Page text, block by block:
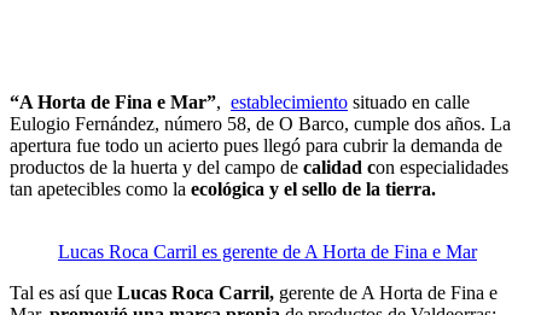
“A Horta de Fina e Mar”, establecimiento situado en calle
Eulogio Fernández, número 58, de O Barco, cumple dos años. La
apertura fue todo un acierto pues llegó para cubrir la demanda de
productos de la huerta y del campo de calidad con especialidades
tan apetecibles como la ecológica y el sello de la tierra.
Lucas Roca Carril es gerente de A Horta de Fina e Mar
Tal es así que Lucas Roca Carril, gerente de A Horta de Fina e